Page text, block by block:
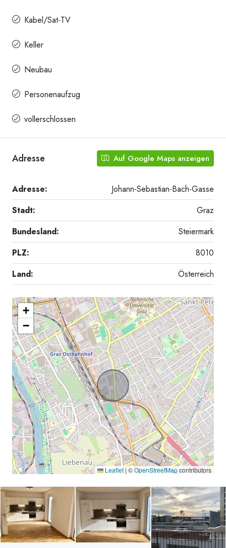
Handwaschbecken
Vorraum
offenes Stiegenhaus
Kabel/Sat-TV
Keller
Neubau
Personenaufzug
vollerschlossen
Adresse Auf Google Maps anzeigen
Adresse:
Johann-Sebastian-Bach-Gasse
Stadt:
Graz
Bundesland:
Steiermark
PLZ:
8010
Land:
Österreich
+
−
Leaflet | ©OpenStreetMapcontributors